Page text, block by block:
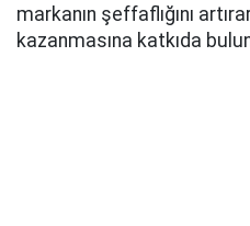
markanın şeffaflığını
kazanmasına katkıda